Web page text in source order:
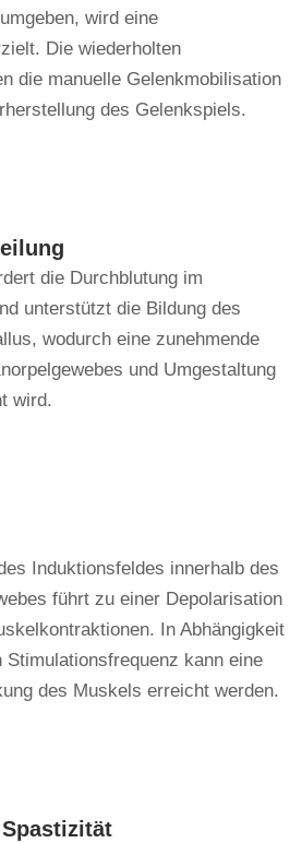
wird eine
Die wiederholten
die manuelle Gelenkmobilisation
des Gelenkspiels.
die Durchblutung im
unterstützt die Bildung des
wodurch eine zunehmende
und Umgestaltung
wird.
Induktionsfeldes innerhalb des
führt zu einer Depolarisation
In Abhängigkeit
Stimulationsfrequenz kann eine
des Muskels erreicht werden.